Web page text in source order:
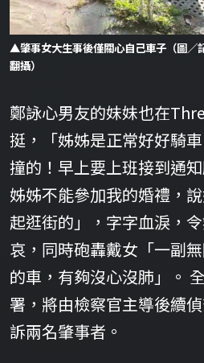
▲肇事女大生事後僅關心自己車子（圖／
翻攝）
鄭詠心男友的妹妹也在
挺，「姊姊是正常好好騎
撞的！早上要上班接到通
姊姊不能參加我的婚禮，
起逛街的」，字字血淚，
哀，同時砲轟戴女「一副
的車，有夠沒心沒肺」。
署，將由檢察官主導後續
訴兩名肇事者。